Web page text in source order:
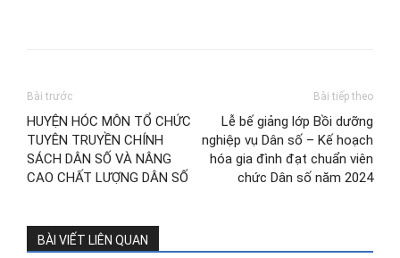
Bài trước
HUYỆN HÓC MÔN TỔ CHỨC
TUYÊN TRUYỀN CHÍNH
SÁCH DÂN SỐ VÀ NÂNG
CAO CHẤT LƯỢNG DÂN SỐ
Bài tiếp theo
Lễ bế giảng lớp Bồi dưỡng
nghiệp vụ Dân số – Kế hoạch
hóa gia đình đạt chuẩn viên
chức Dân số năm 2024
BÀI VIẾT LIÊN QUAN